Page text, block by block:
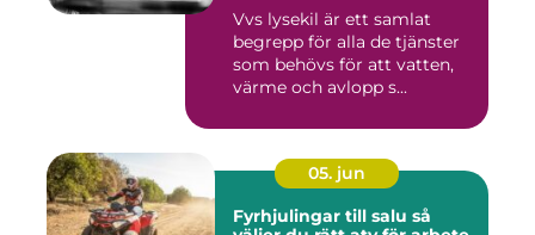
Vvs lysekil är ett samlat
begrepp för alla de tjänster
som behövs för att vatten,
värme och avlopp s...
05. jun
Fyrhjulingar till salu så